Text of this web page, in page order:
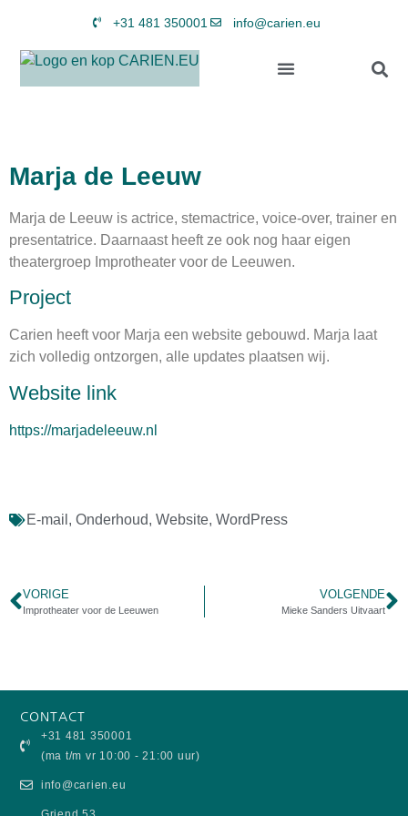
+31 481 350001 info@carien.eu
Marja de Leeuw
Marja de Leeuw is actrice, stemactrice, voice-over, trainer en
presentatrice. Daarnaast heeft ze ook nog haar eigen
theatergroep Improtheater voor de Leeuwen.
Project
Carien heeft voor Marja een website gebouwd. Marja laat
zich volledig ontzorgen, alle updates plaatsen wij.
Website link
https://marjadeleeuw.nl
E-mail , Onderhoud, Website, WordPress
VORIGE
Improtheater voor de Leeuwen
VOLGENDE
Mieke Sanders Uitvaart
CONTACT
+31 481 350001
(ma t/m vr 10:00 - 21:00 uur)
info@carien.eu